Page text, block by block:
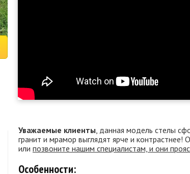
Уважаемые клиенты , данная модель стелы
гранит и мрамор выглядят ярче и контрастнее!
или позвоните нашим специалистам, и они
Особенности: